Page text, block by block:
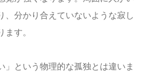
、分かり合えていないような寂し
す。
」という物理的な孤独とは違いま